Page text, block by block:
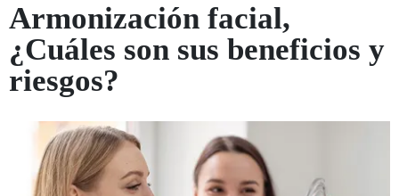
Armonización facial,
¿Cuáles son sus beneficios y
riesgos?